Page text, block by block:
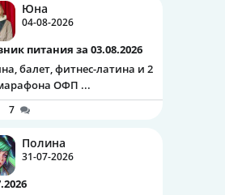
Юна
04-08-2026
питания за 03.08.2026
балет, фитнес-латина и 2
ОФП ...
7
Полина
31-07-2026